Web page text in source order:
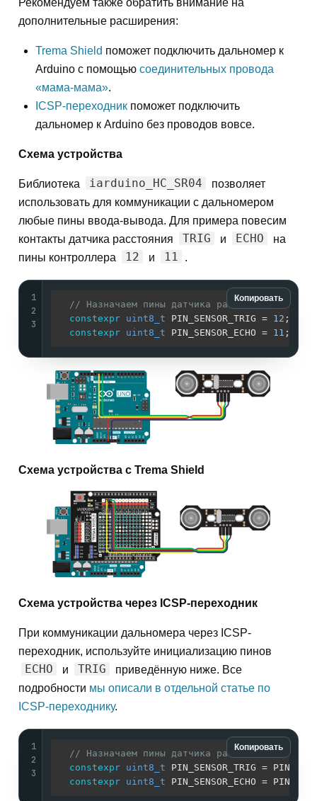
Рекомендуем также обратить внимание на
дополнительные расширения:
Trema Shield поможет подключить дальномер к
Arduino с помощью соединительных провода
«мама-мама».
ICSP-переходник поможет подключить
дальномер к Arduino без проводов вовсе.
Схема устройства
Библиотека iarduino_HC_SR04
позволяет
использовать для коммуникации с дальномером
любые пины ввода-вывода. Для примера повесим
контакты датчика расстояния
TRIG и ECHO
на
пины контроллера
12 и 11 .
Копировать
1
2
3
// Назначаем пины датчика расстояния
constexpr uint8_t PIN_SENSOR_TRIG = 12 ;
constexpr uint8_t PIN_SENSOR_ECHO = 11
Схема устройства с Trema Shield
Схема устройства через ICSP-переходник
При коммуникации дальномера через ICSP-
переходник, используйте инициализацию пинов
ECHO и TRIG
приведённую ниже. Все
подробности мы описали в отдельной статье по
ICSP-переходнику.
Копировать
1
2
3
// Назначаем пины датчика расстояния
constexpr uint8_t PIN_SENSOR_TRIG =
constexpr uint8_t